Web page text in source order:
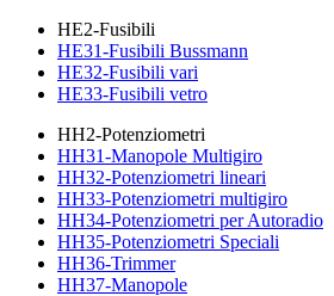
HE2-Fusibili
HE31-Fusibili Bussmann
HE32-Fusibili vari
HE33-Fusibili vetro
HH2-Potenziometri
HH31-Manopole Multigiro
HH32-Potenziometri lineari
HH33-Potenziometri multigiro
HH34-Potenziometri per Autoradio
HH35-Potenziometri Speciali
HH36-Trimmer
HH37-Manopole